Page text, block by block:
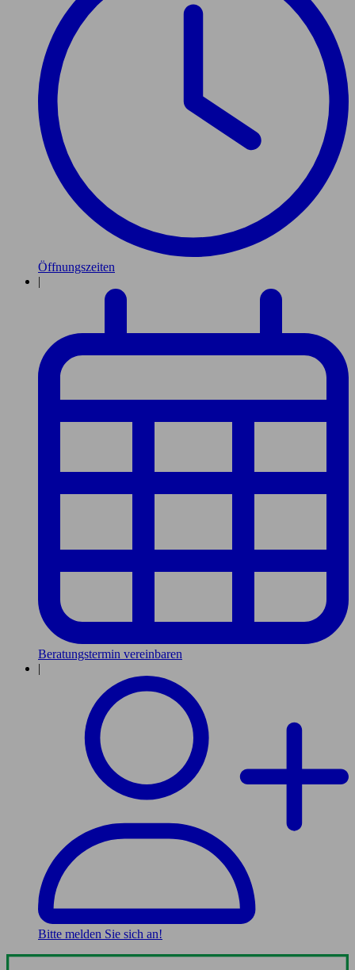
Öffnungszeiten
|
Beratungstermin vereinbaren
|
Bitte melden Sie sich an!